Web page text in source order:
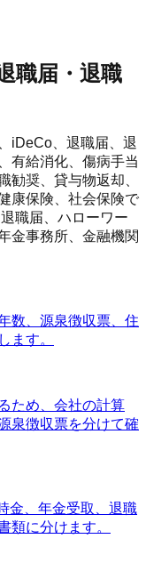
職届・退職
iDeCo、退職届、退
有給消化、傷病手当
勧奨、貸与物返却、
康保険、社会保険で
職届、ハローワー
金事務所、金融機関
数、源泉徴収票、住
ます。
ため、会社の計算
泉徴収票を分けて確
金、年金受取、退職
類に分けます。